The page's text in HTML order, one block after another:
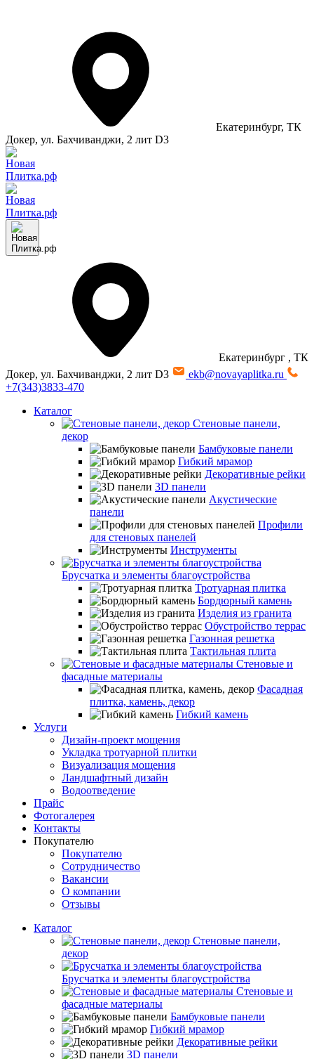
Екатеринбург, ТК
Докер, ул. Бахчиванджи, 2 лит D3
Екатеринбург , ТК
Докер, ул. Бахчиванджи, 2 лит D3
ekb@novayaplitka.ru
+7(343)3833-470
Каталог
Стеновые панели,
декор
Бамбуковые панели
Гибкий мрамор
Декоративные рейки
3D панели
Акустические
панели
Профили
для стеновых панелей
Инструменты
Брусчатка и элементы благоустройства
Тротуарная плитка
Бордюрный камень
Изделия из гранита
Обустройство террас
Газонная решетка
Тактильная плита
Стеновые и
фасадные материалы
Фасадная
плитка, камень, декор
Гибкий камень
Услуги
Дизайн-проект мощения
Укладка тротуарной плитки
Визуализация мощения
Ландшафтный дизайн
Водоотведение
Прайс
Фотогалерея
Контакты
Покупателю
Покупателю
Сотрудничество
Вакансии
О компании
Отзывы
Каталог
Стеновые панели,
декор
Брусчатка и элементы благоустройства
Стеновые и
фасадные материалы
Бамбуковые панели
Гибкий мрамор
Декоративные рейки
3D панели